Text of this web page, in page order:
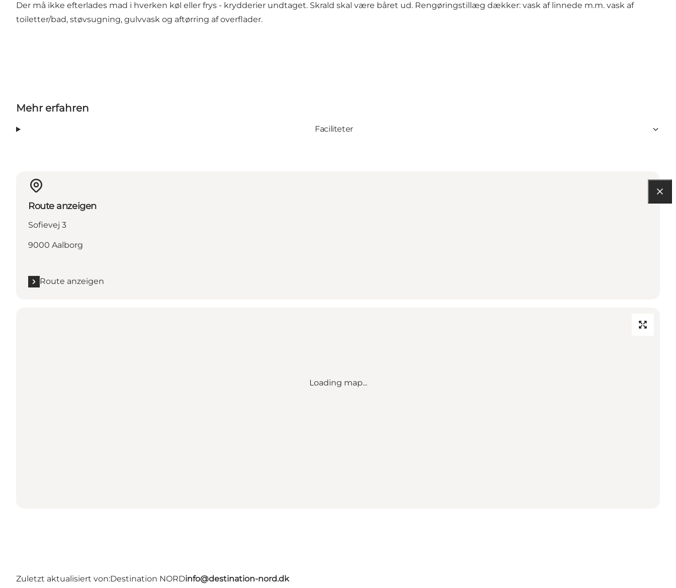
Der må ikke efterlades mad i hverken køl eller frys - krydderier undtaget. Skrald skal være båret ud. Rengøringstillæg dækker: vask af linnede m.m. vask af
toiletter/bad, støvsugning, gulvvask og aftørring af overflader.
Mehr erfahren
Faciliteter
Route anzeigen
Sofievej 3
9000 Aalborg
Route anzeigen
Loading map...
Zuletzt aktualisiert von:Destination NORDinfo@destination-nord.dk